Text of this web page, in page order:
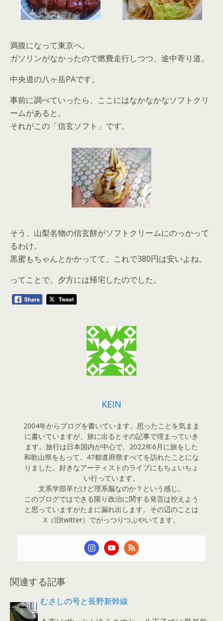
満腹になって東京へ。
ガソリンがなかったので燃費走行しつつ、途中寄り道。
中央道の八ヶ岳PAです。
事前に調べていったら、ここにはなかなかなソフトクリ
ームがあると。
それがこの「信玄ソフト」です。
そう、山梨名物の信玄餅がソフトクリームにのっかって
るわけ。
黒蜜もちゃんとかかってて、これで380円は安いよね。
ってことで、夕方には帰宅したのでした。
KEIN
2004年からブログを書いています。思ったことを気まま
に書いていますが、旅に出るとその記事で埋まっていき
ます。旅行は日本国内が中心で、2022年6月に旅をした
和歌山県をもって、47都道府県すべてを訪れたことにな
りました。好きなアーティストのライブにもちょいちょ
い行っています。
文系学部卒だけど理系脳なのか？という感じ。
このブログではできる限り政治に関する発言は控えよう
と思っていますがたまに漏れ出します。その辺のことは
X（旧twitter）でがっつりつぶやいてます。
関連する記事
むさしの号と長野新幹線